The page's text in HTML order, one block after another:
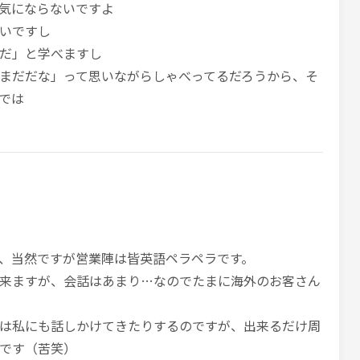
にならないですよ
ですし
」と学べますし
だだな」って思いながらしゃべってるだろうから、そ
は
当然ですが営業陣は皆英語ペラペラです。
ますが、会話はあまり…なのでたまに海外のお客さん
私にも話しかけてきたりするのですが、出来るだけ周
す（苦笑）